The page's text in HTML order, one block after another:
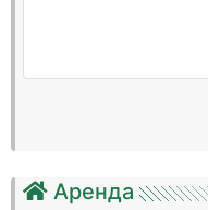
Аренда